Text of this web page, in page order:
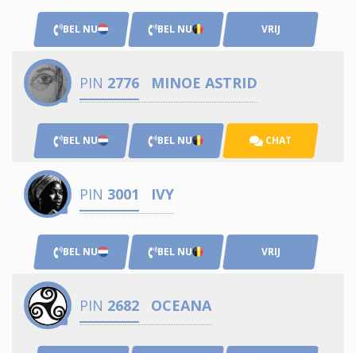
BEL NU BEL NU VRIJ
PIN 2776 MINOE ASTRID
BEL NU BEL NU CHAT
PIN 3001 IVY
BEL NU BEL NU VRIJ
PIN 2682 OCEANA